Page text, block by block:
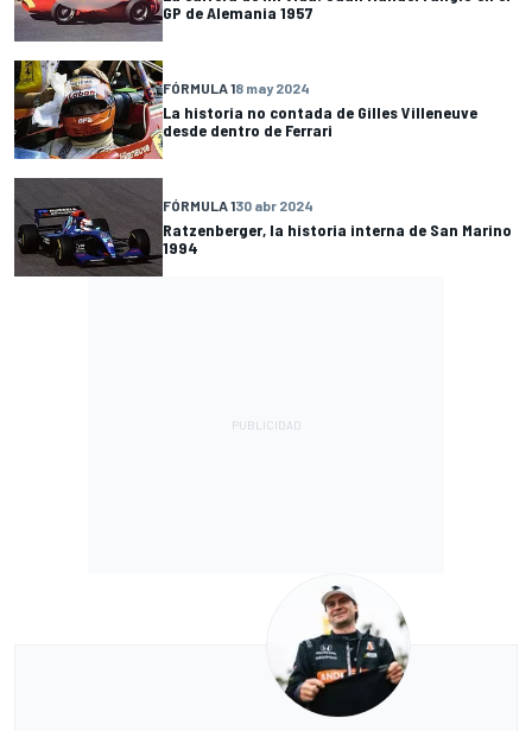
GP de Alemania 1957
FÓRMULA 18 may 2024
La historia no contada de Gilles Villeneuve
desde dentro de Ferrari
FÓRMULA 130 abr 2024
Ratzenberger, la historia interna de San Marino
1994